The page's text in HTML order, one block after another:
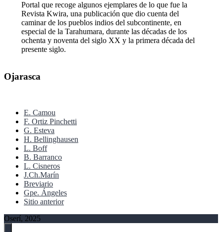
Portal que recoge algunos ejemplares de lo que fue la
Revista Kwira, una publicación que dio cuenta del
caminar de los pueblos indios del subcontinente, en
especial de la Tarahumara, durante las décadas de los
ochenta y noventa del siglo XX y la primera década del
presente siglo.
Ojarasca
E. Camou
F. Ortiz Pinchetti
G. Esteva
H. Bellinghausen
L. Boff
B. Barranco
L. Cisneros
J.Ch.Marín
Breviario
Gpe. Ángeles
Sitio anterior
Oserí, 2025